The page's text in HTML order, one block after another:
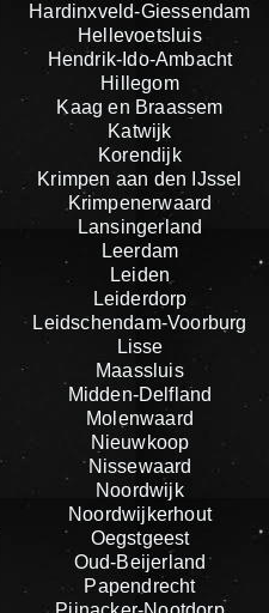
Hardinxveld-Giessendam
Hellevoetsluis
Hendrik-Ido-Ambacht
Hillegom
Kaag en Braassem
Katwijk
Korendijk
Krimpen aan den IJssel
Krimpenerwaard
Lansingerland
Leerdam
Leiden
Leiderdorp
Leidschendam-Voorburg
Lisse
Maassluis
Midden-Delfland
Molenwaard
Nieuwkoop
Nissewaard
Noordwijk
Noordwijkerhout
Oegstgeest
Oud-Beijerland
Papendrecht